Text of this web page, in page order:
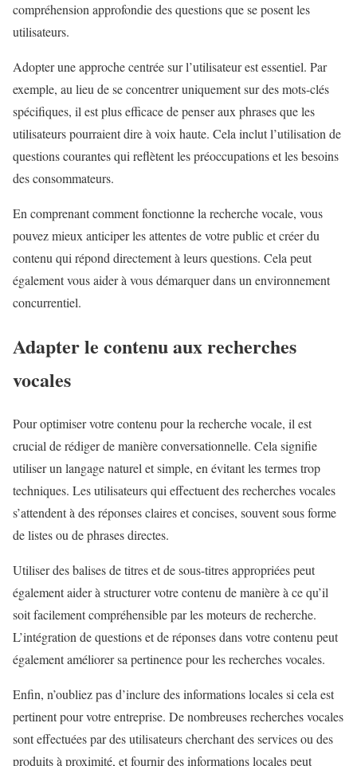
compréhension approfondie des questions que se posent les
utilisateurs.
Adopter une approche centrée sur l’utilisateur est essentiel. Par
exemple, au lieu de se concentrer uniquement sur des mots-clés
spécifiques, il est plus efficace de penser aux phrases que les
utilisateurs pourraient dire à voix haute. Cela inclut l’utilisation de
questions courantes qui reflètent les préoccupations et les besoins
des consommateurs.
En comprenant comment fonctionne la recherche vocale, vous
pouvez mieux anticiper les attentes de votre public et créer du
contenu qui répond directement à leurs questions. Cela peut
également vous aider à vous démarquer dans un environnement
concurrentiel.
Adapter le contenu aux recherches
vocales
Pour optimiser votre contenu pour la recherche vocale, il est
crucial de rédiger de manière conversationnelle. Cela signifie
utiliser un langage naturel et simple, en évitant les termes trop
techniques. Les utilisateurs qui effectuent des recherches vocales
s’attendent à des réponses claires et concises, souvent sous forme
de listes ou de phrases directes.
Utiliser des balises de titres et de sous-titres appropriées peut
également aider à structurer votre contenu de manière à ce qu’il
soit facilement compréhensible par les moteurs de recherche.
L’intégration de questions et de réponses dans votre contenu peut
également améliorer sa pertinence pour les recherches vocales.
Enfin, n’oubliez pas d’inclure des informations locales si cela est
pertinent pour votre entreprise. De nombreuses recherches vocales
sont effectuées par des utilisateurs cherchant des services ou des
produits à proximité, et fournir des informations locales peut